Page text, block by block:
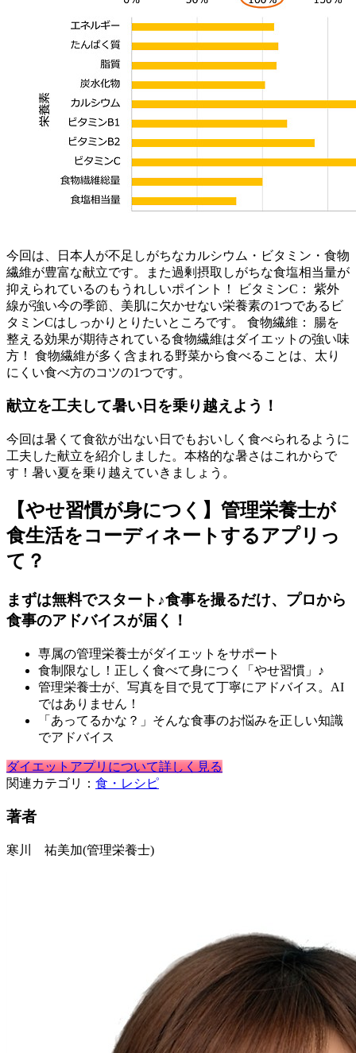
今回は、日本人が不足しがちなカルシウム・ビタミン・食物
繊維が豊富な献立です。また過剰摂取しがちな食塩相当量が
抑えられているのもうれしいポイント！ ビタミンC： 紫外
線が強い今の季節、美肌に欠かせない栄養素の1つであるビ
タミンCはしっかりとりたいところです。 食物繊維： 腸を
整える効果が期待されている食物繊維はダイエットの強い味
方！ 食物繊維が多く含まれる野菜から食べることは、太り
にくい食べ方のコツの1つです。
献立を工夫して暑い日を乗り越えよう！
今回は暑くて食欲が出ない日でもおいしく食べられるように
工夫した献立を紹介しました。本格的な暑さはこれからで
す！暑い夏を乗り越えていきましょう。
【やせ習慣が身につく】管理栄養士が
食生活をコーディネートするアプリっ
て？
まずは無料でスタート♪食事を撮るだけ、プロから
食事のアドバイスが届く！
専属の管理栄養士がダイエットをサポート
食制限なし！正しく食べて身につく「やせ習慣」♪
管理栄養士が、写真を目で見て丁寧にアドバイス。AI
ではありません！
「あってるかな？」そんな食事のお悩みを正しい知識
でアドバイス
ダイエットアプリについて詳しく見る
関連カテゴリ： 食・レシピ
著者
寒川 祐美加(管理栄養士)